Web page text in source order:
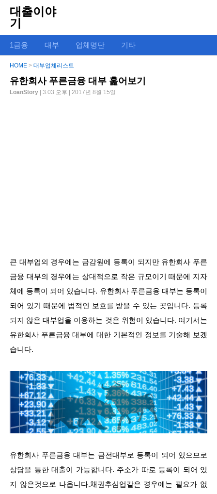
대출이야
기
1금융 대부 업체명단 기타
HOME > 대부업체리스트
유한회사 푸른금융 대부 훑어보기
LoanStory | 3:03 오후 | 2017년 8월 15일
큰 대부업의 경우에는 금감원에 등록이 되지만 유한회사 푸른
금융 대부의 경우에는 상대적으로 작은 규모이기 때문에 지자
체에 등록이 되어 있습니다. 유한회사 푸른금융 대부는 등록이
되어 있기 때문에 법적인 보호를 받을 수 있는 곳입니다. 등록
되지 않은 대부업을 이용하는 것은 위험이 있습니다. 여기서는
유한회사 푸른금융 대부에 대한 기본적인 정보를 기술해 보겠
습니다.
유한회사 푸른금융 대부는 금전대부로 등록이 되어 있으므로
상담을 통한 대출이 가능합니다. 주소가 따로 등록이 되어 있
지 않은것으로 나옵니다.채권추심업같은 경우에는 필요가 없